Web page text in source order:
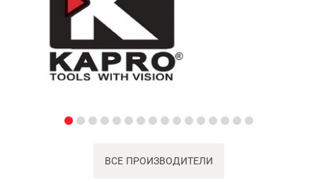
ВСЕ ПРОИЗВОДИТЕЛИ